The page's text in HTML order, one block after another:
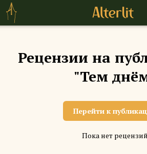
Рецензии на
"Тем
Перейти к
Пока нет рецензий